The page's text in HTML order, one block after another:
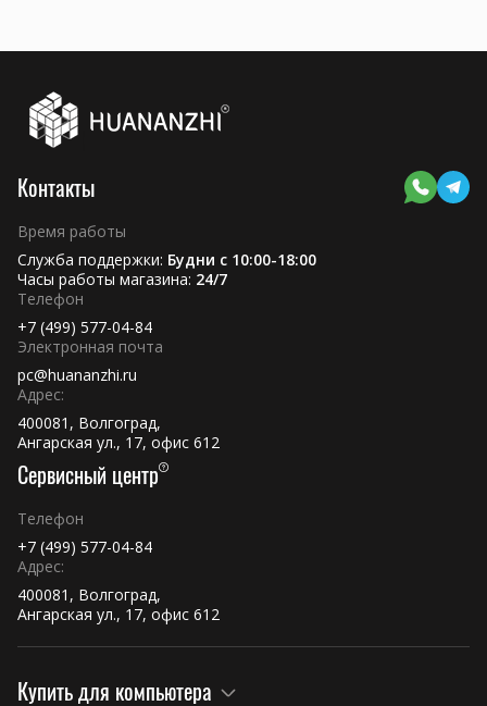
Контакты
Время работы
Служба поддержки: Будни с 10:00-18:00
Часы работы магазина: 24/7
Телефон
+7 (499) 577-04-84
Электронная почта
pc@huananzhi.ru
Адрес:
400081, Волгоград,
Ангарская ул., 17, офис 612
Сервисный центр
Телефон
+7 (499) 577-04-84
Адрес:
400081, Волгоград,
Ангарская ул., 17, офис 612
Купить для компьютера